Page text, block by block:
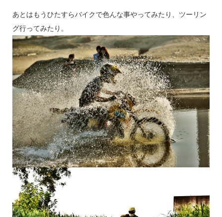
あとはもうひたすらバイクで色んな事やってみたり、ツーリン
グ行ってみたり。